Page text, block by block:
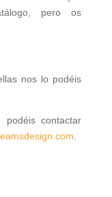
pero os
nos lo podéis
podéis contactar